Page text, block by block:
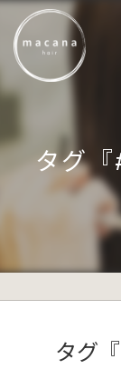
タグ
タグ